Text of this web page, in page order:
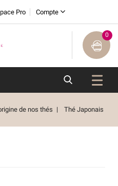
Pro Compte
0
de nos thés Thé Japonais